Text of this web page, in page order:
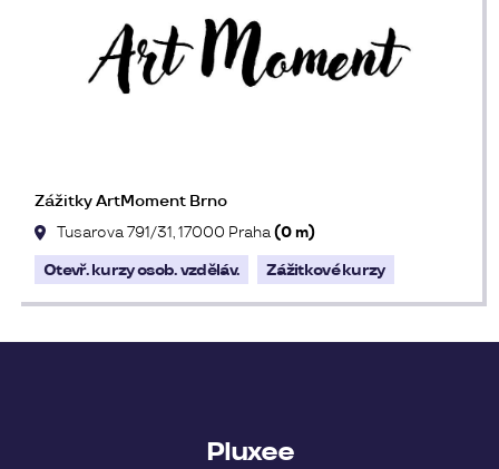
Zážitky ArtMoment Brno
Tusarova 791/31, 17000 Praha(0 m)
Otevř. kurzy osob. vzděláv. Zážitkové kurzy
Pluxee